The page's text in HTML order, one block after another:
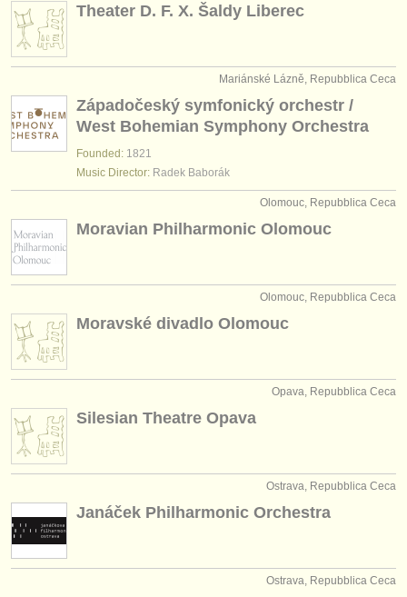
Theater D. F. X. Šaldy Liberec
Mariánské Lázně, Repubblica Ceca
Západočeský symfonický orchestr /
West Bohemian Symphony Orchestra
Founded: 1821
Music Director: Radek Baborák
Olomouc, Repubblica Ceca
Moravian Philharmonic Olomouc
Olomouc, Repubblica Ceca
Moravské divadlo Olomouc
Opava, Repubblica Ceca
Silesian Theatre Opava
Ostrava, Repubblica Ceca
Janáček Philharmonic Orchestra
Ostrava, Repubblica Ceca